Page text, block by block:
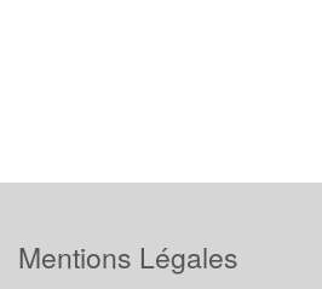
Mentions Légales